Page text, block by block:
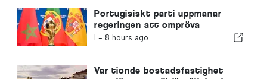
Portugisiskt parti uppmanar
regeringen att ompröva
Marockos värdskap för VM 2030
I - 8 hours ago
Var tionde bostadsfastighet